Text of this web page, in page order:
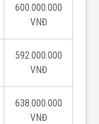
600.000.000
VNĐ
592.000.000
VNĐ
638.000.000
VNĐ